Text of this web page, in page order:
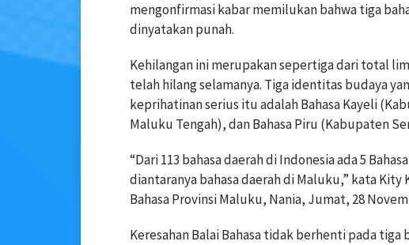
mengonfirmasi kabar memilukan bahwa tiga
dinyatakan punah.
Kehilangan ini merupakan sepertiga dari total
telah hilang selamanya. Tiga identitas budaya
keprihatinan serius itu adalah Bahasa Kayeli
Maluku Tengah), dan Bahasa Piru (Kabupaten
“Dari 113 bahasa daerah di Indonesia ada 5
diantaranya bahasa daerah di Maluku,” kata
Bahasa Provinsi Maluku, Nania, Jumat, 28
Keresahan Balai Bahasa tidak berhenti pada tiga